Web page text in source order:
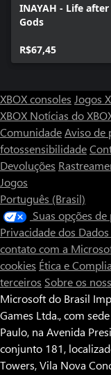
INAYAH - Life after
Gods
R$67,45
XBOX consoles Jogos
XBOX Notícias do
ComunidadeAviso de
fotossensibilidade
Devoluções
Jogos
Português (Brasil)
Suas opções
Privacidade dos
contato com a
cookies Ética e
terceiros Sobre os
Microsoft do Brasil
Games Ltda., com
Paulo, na Avenida
conjunto 181,
Towers, Vila Nova